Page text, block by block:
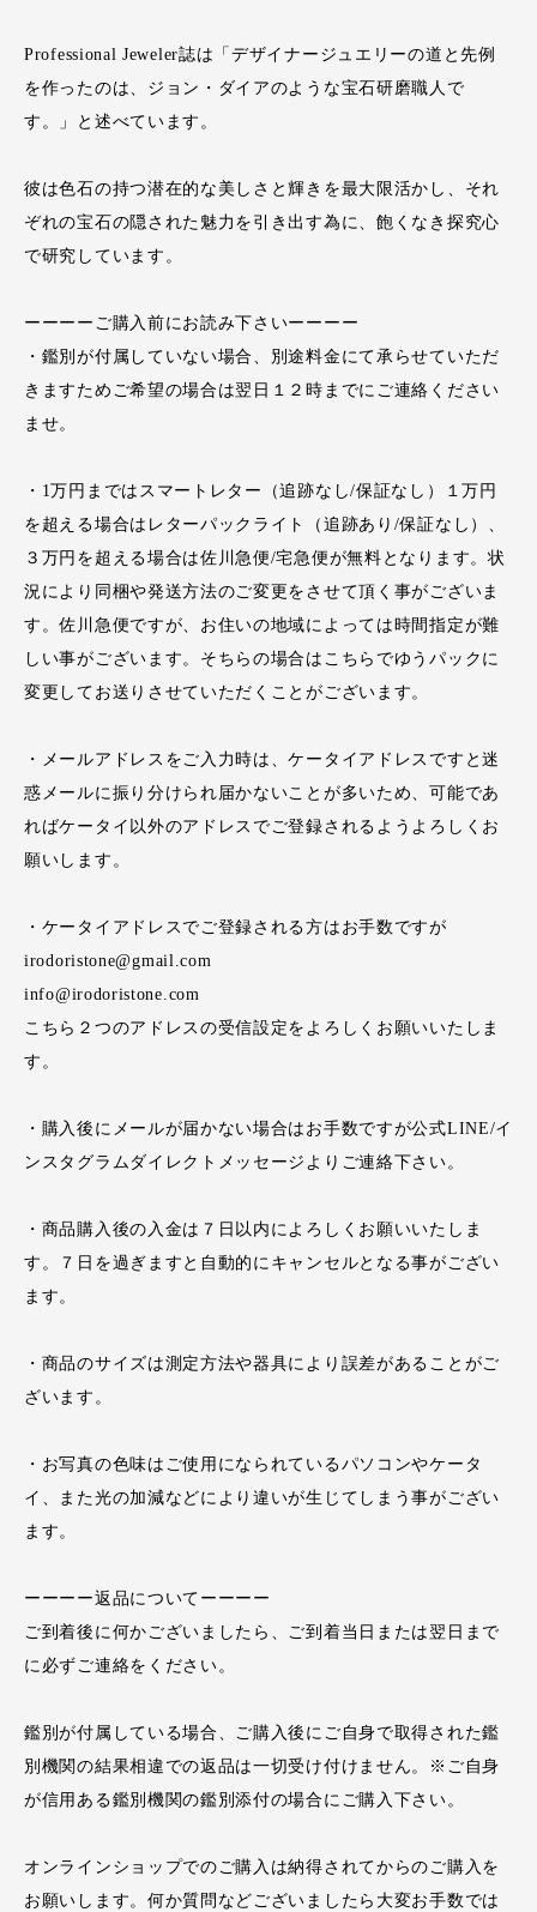
Professional Jeweler誌は「デザイナージュエリーの道と先例
を作ったのは、ジョン・ダイアのような宝石研磨職人で
す。」と述べています。
彼は色石の持つ潜在的な美しさと輝きを最大限活かし、それ
ぞれの宝石の隠された魅力を引き出す為に、飽くなき探究心
で研究しています。
ーーーーご購入前にお読み下さいーーーー
・鑑別が付属していない場合、別途料金にて承らせていただ
きますためご希望の場合は翌日１２時までにご連絡ください
ませ。
・1万円まではスマートレター（追跡なし/保証なし）１万円
を超える場合はレターパックライト（追跡あり/保証なし）、
３万円を超える場合は佐川急便/宅急便が無料となります。状
況により同梱や発送方法のご変更をさせて頂く事がございま
す。佐川急便ですが、お住いの地域によっては時間指定が難
しい事がございます。そちらの場合はこちらでゆうパックに
変更してお送りさせていただくことがございます。
・メールアドレスをご入力時は、ケータイアドレスですと迷
惑メールに振り分けられ届かないことが多いため、可能であ
ればケータイ以外のアドレスでご登録されるようよろしくお
願いします。
・ケータイアドレスでご登録される方はお手数ですが
irodoristone@gmail.com
info@irodoristone.com
こちら２つのアドレスの受信設定をよろしくお願いいたしま
す。
・購入後にメールが届かない場合はお手数ですが公式LINE/イ
ンスタグラムダイレクトメッセージよりご連絡下さい。
・商品購入後の入金は７日以内によろしくお願いいたしま
す。７日を過ぎますと自動的にキャンセルとなる事がござい
ます。
・商品のサイズは測定方法や器具により誤差があることがご
ざいます。
・お写真の色味はご使用になられているパソコンやケータ
イ、また光の加減などにより違いが生じてしまう事がござい
ます。
ーーーー返品についてーーーー
ご到着後に何かございましたら、ご到着当日または翌日まで
に必ずご連絡をください。
鑑別が付属している場合、ご購入後にご自身で取得された鑑
別機関の結果相違での返品は一切受け付けません。※ご自身
が信用ある鑑別機関の鑑別添付の場合にご購入下さい。
オンラインショップでのご購入は納得されてからのご購入を
お願いします。何か質問などございましたら大変お手数では